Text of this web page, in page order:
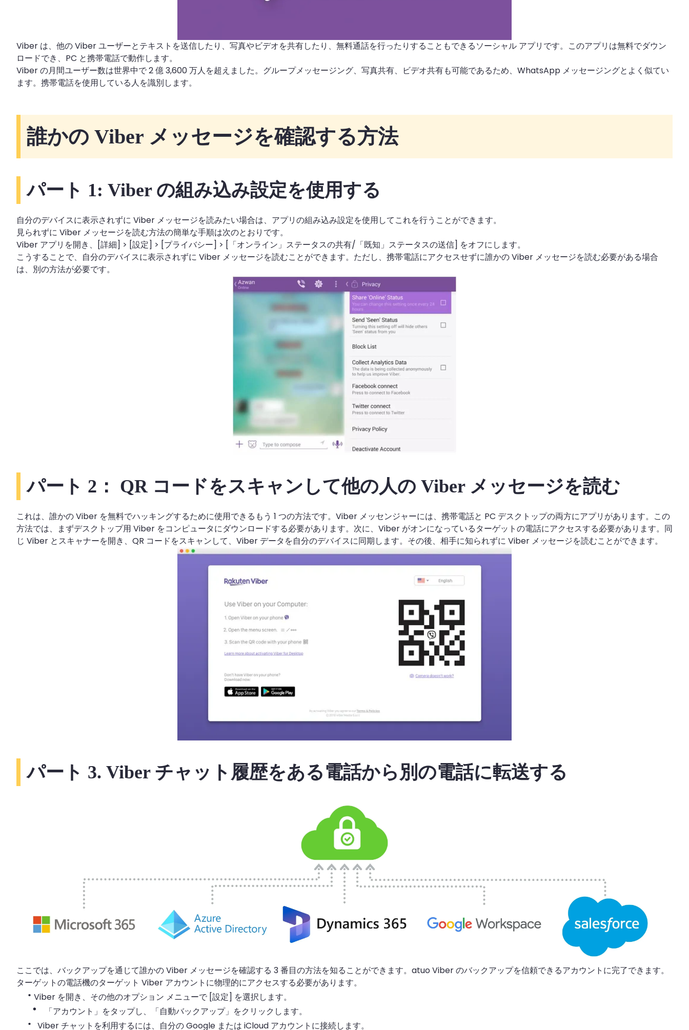
Viber は、他の Viber ユーザーとテキストを送信したり、写真やビデオを共有したり、無料通話を行ったりすることもできるソーシャル アプリです。このアプリは無料でダウン
ロードでき、PC と携帯電話で動作します。
Viber の月間ユーザー数は世界中で 2 億 3,600 万人を超えました。グループメッセージング、写真共有、ビデオ共有も可能であるため、WhatsApp メッセージングとよく似てい
ます。携帯電話を使用している人を識別します。
誰かの Viber メッセージを確認する方法
パート 1: Viber の組み込み設定を使用する
自分のデバイスに表示されずに Viber メッセージを読みたい場合は、アプリの組み込み設定を使用してこれを行うことができます。
見られずに Viber メッセージを読む方法の簡単な手順は次のとおりです。
Viber アプリを開き、[詳細] > [設定] > [プライバシー] > [「オンライン」ステータスの共有/「既知」ステータスの送信] をオフにします。
こうすることで、自分のデバイスに表示されずに Viber メッセージを読むことができます。ただし、携帯電話にアクセスせずに誰かの Viber メッセージを読む必要がある場合
は、別の方法が必要です。
パート 2： QR コードをスキャンして他の人の Viber メッセージを読む
これは、誰かの Viber を無料でハッキングするために使用できるもう 1 つの方法です。Viber メッセンジャーには、携帯電話と PC デスクトップの両方にアプリがあります。この
方法では、まずデスクトップ用 Viber をコンピュータにダウンロードする必要があります。次に、Viber がオンになっているターゲットの電話にアクセスする必要があります。同
じ Viber とスキャナーを開き、QR コードをスキャンして、Viber データを自分のデバイスに同期します。その後、相手に知られずに Viber メッセージを読むことができます。
パート 3. Viber チャット履歴をある電話から別の電話に転送する
ここでは、バックアップを通じて誰かの Viber メッセージを確認する 3 番目の方法を知ることができます。atuo Viber のバックアップを信頼できるアカウントに完了できます。
ターゲットの電話機のターゲット Viber アカウントに物理的にアクセスする必要があります。
· Viber を開き、その他のオプション メニューで [設定] を選択します。
・ 「アカウント」をタップし、「自動バックアップ」をクリックします。
· Viber チャットを利用するには、自分の Google または iCloud アカウントに接続します。